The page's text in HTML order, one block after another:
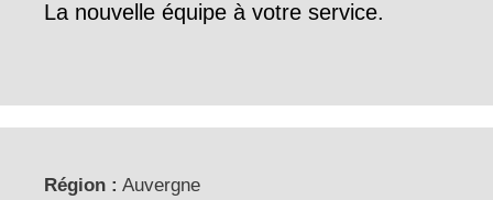
La nouvelle équipe à votre service.
Région : Auvergne